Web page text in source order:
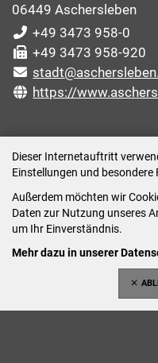
Dieser Internetauftritt
Einstellungen und besondere
Außerdem möchten wir
Daten zur Nutzung unseres
um Ihr Einverständnis.
Mehr dazu in unserer
06449 Aschersleben
+49 3473 958-0
+49 3473 958-920
https://
Montag: 09:00-12:00 /
Dienstag: 09:00-
Mittwoch: 09:00 - 12:00
Donnerstag: 09:00-
Freitag: 09:00-